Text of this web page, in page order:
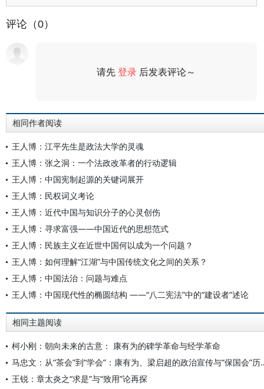
评论（0）
请先登录 后发表评论～
相同作者阅读
王人博：江平先生是政法大学的灵魂
王人博：张之洞：一个法政改革者的行动逻辑
王人博：中国宪制起源的关键词展开
王人博：民权词义考论
王人博：近代中国与知识分子的心灵创伤
王人博：寻求富强——中国近代的思想范式
王人博：民族主义在近世中国何以成为一个问题？
王人博：如何理解“江湖”与中国传统文化之间的关系？
王人博：中国法治：问题与难点
王人博：中国现代性的椭圆结构 ——“八二宪法”中的“建设者”述论
相同主题阅读
柯小刚：朝向未来的古意： 康有为的碑学革命与经学革命
马忠文：从“茶会”到“
王锐：章太炎之“求是”与“致用”论再探